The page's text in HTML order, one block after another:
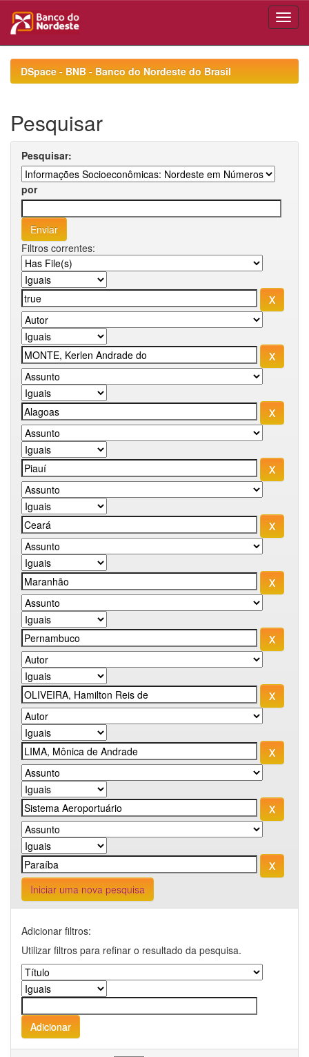
navigationDSpace - BNB - Banco do Nordeste do Brasil
Pesquisar
Pesquisar:
por
Filtros correntes:
Iniciar uma nova pesquisa
Adicionar filtros:
Utilizar filtros para refinar o resultado da pesquisa.